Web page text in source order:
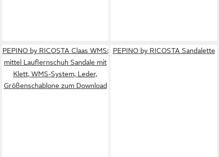
PEPINO by RICOSTA Claas WMS:
mittel Lauflernschuh Sandale mit
Klett, WMS-System, Leder,
Größenschablone zum Download
PEPINO by RICOSTA Sandalette